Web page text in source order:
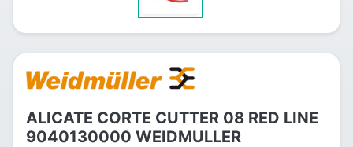
ALICATE CORTE CUTTER 08 RED LINE
9040130000 WEIDMULLER